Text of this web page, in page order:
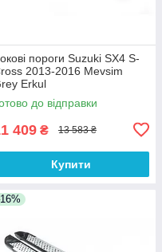
пороги Suzuki SX4 S-
2013-2016 Mevsim
Erkul
до відправки
409 ₴ 13 583 ₴
Купити